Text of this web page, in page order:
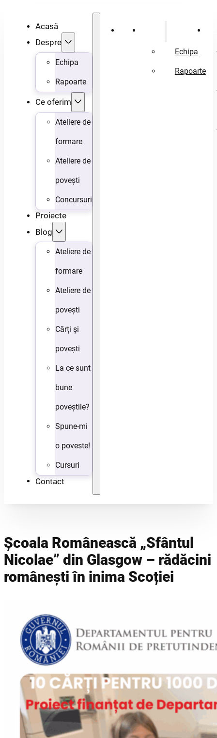
Acasă
Despre
Echipa
Rapoarte
Ce oferim
Ateliere de
formare
Ateliere de
povești
Concursuri
Proiecte
Blog
Ateliere de
formare
Ateliere de
povești
Cărți și
povești
La ce sunt
bune
poveștile?
Spune-mi
o poveste!
Cursuri
Contact
Acasă
Echipa
Rapoarte
Școala Românească „Sfântul
Nicolae” din Glasgow – rădăcini
românești în inima Scoției